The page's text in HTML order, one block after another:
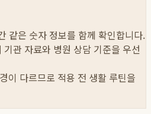
같은 숫자 정보를 함께 확인합니다.
관 자료와 병원 상담 기준을 우선
이 다르므로 적용 전 생활 루틴을